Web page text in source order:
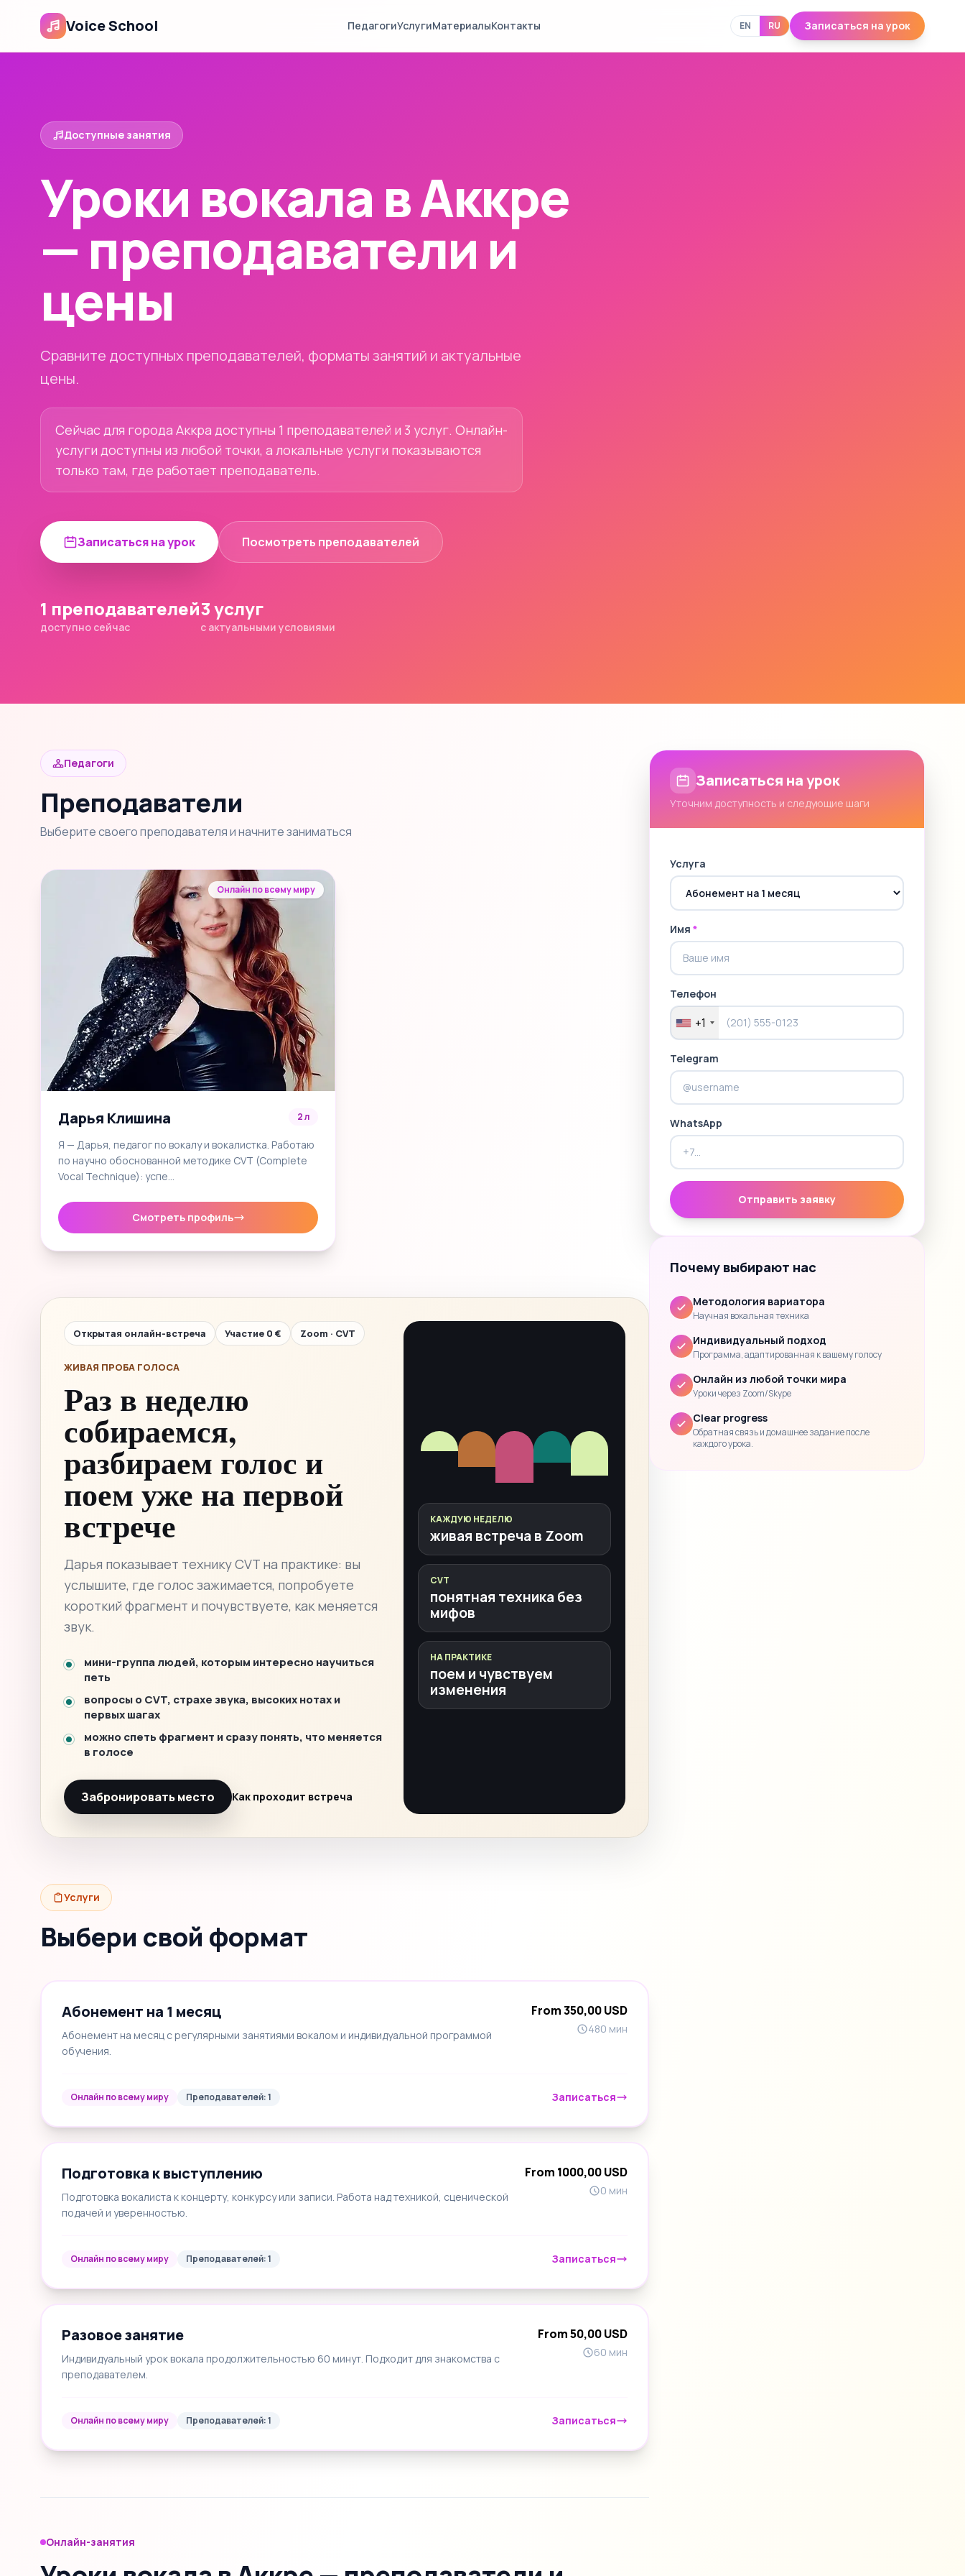
Voice School ПедагогиУслугиМатериалыКонтакты EN RU Записаться на урок
Доступные занятия
Уроки вокала в Аккре
— преподаватели и
цены
Сравните доступных преподавателей, форматы занятий и актуальные
цены.
Сейчас для города Аккра доступны 1 преподавателей и 3 услуг. Онлайн-
услуги доступны из любой точки, а локальные услуги показываются
только там, где работает преподаватель.
Записаться на урок Посмотреть преподавателей
1 преподавателей
доступно сейчас
3 услуг
с актуальными условиями
Педагоги
Преподаватели
Выберите своего преподавателя и начните заниматься
Онлайн по всему миру
Дарья Клишина 2 л
Я — Дарья, педагог по вокалу и вокалистка. Работаю
по научно обоснованной методике CVT (Complete
Vocal Technique): успе…
Смотреть профиль
Открытая онлайн-встреча Участие 0 € Zoom · CVT
ЖИВАЯ ПРОБА ГОЛОСА
Раз в неделю
собираемся,
разбираем голос и
поем уже на первой
встрече
Дарья показывает технику CVT на практике: вы
услышите, где голос зажимается, попробуете
короткий фрагмент и почувствуете, как меняется
звук.
мини-группа людей, которым интересно научиться
петь
вопросы о CVT, страхе звука, высоких нотах и
первых шагах
можно спеть фрагмент и сразу понять, что меняется
в голосе
Забронировать место Как проходит встреча
КАЖДУЮ НЕДЕЛЮ
живая встреча в Zoom
CVT
понятная техника без
мифов
НА ПРАКТИКЕ
поем и чувствуем
изменения
Услуги
Выбери свой формат
Абонемент на 1 месяц
Абонемент на месяц с регулярными занятиями вокалом и индивидуальной программой
обучения.
From 350,00 USD
480 мин
Онлайн по всему миру Преподавателей: 1 Записаться
Подготовка к выступлению
Подготовка вокалиста к концерту, конкурсу или записи. Работа над техникой, сценической
подачей и уверенностью.
From 1000,00 USD
0 мин
Онлайн по всему миру Преподавателей: 1 Записаться
Разовое занятие
Индивидуальный урок вокала продолжительностью 60 минут. Подходит для знакомства с
преподавателем.
From 50,00 USD
60 мин
Онлайн по всему миру Преподавателей: 1 Записаться
Онлайн-занятия
Записаться на урок
Уточним доступность и следующие шаги
Услуга
Имя *
Телефон
+1
Telegram
WhatsApp
Отправить заявку
Почему выбирают нас
Методология вариатора
Научная вокальная техника
Индивидуальный подход
Программа, адаптированная к вашему голосу
Онлайн из любой точки мира
Уроки через Zoom/Skype
Clear progress
Обратная связь и домашнее задание после
каждого урока.